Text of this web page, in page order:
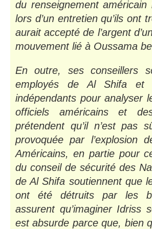
du renseignement
lors d’un entretien qu’ils ont
aurait accepté de l’argent
mouvement lié à Oussama
En outre, ses conseillers
employés de Al Shifa et
indépendants pour analyser
officiels américains et
prétendent qu’il n’est pas
provoquée par l’explosion
Américains, en partie pour
du conseil de sécurité des
de Al Shifa soutiennent que
ont été détruits par les
assurent qu’imaginer Idriss
est absurde parce que, bien